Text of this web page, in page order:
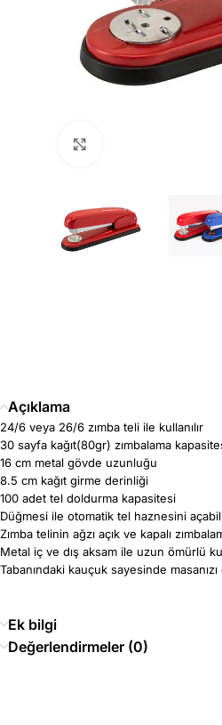
Açıklama
24/6 veya 26/6 zımba teli ile kullanılır
30 sayfa kağıt(80gr) zımbalama
16 cm metal gövde uzunluğu
8.5 cm kağıt girme derinliği
100 adet tel doldurma kapasitesi
Düğmesi ile otomatik tel haznesini
Zımba telinin ağzı açık ve kapalı
Metal iç ve dış aksam ile uzun ömürlü
Tabanındaki kauçuk sayesinde
Ek bilgi
Değerlendirmeler (0)